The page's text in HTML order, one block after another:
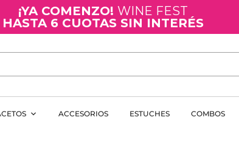
¡YA COMENZO! WINE FEST
HASTA 6 CUOTAS SIN INTERÉS
ACCESORIOS ESTUCHES COMBOS